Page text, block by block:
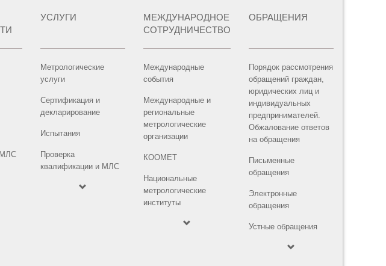
МЛС
УСЛУГИ
Метрологические
услуги
Сертификация и
декларирование
Испытания
Проверка
квалификации и МЛС
МЕЖДУНАРОДНОЕ
СОТРУДНИЧЕСТВО
Международные
события
Международные и
региональные
метрологические
организации
КООМЕТ
Национальные
метрологические
институты
ОБРАЩЕНИЯ
Порядок рассмотрения
обращений граждан,
юридических лиц и
индивидуальных
предпринимателей.
Обжалование ответов
на обращения
Письменные
обращения
Электронные
обращения
Устные обращения